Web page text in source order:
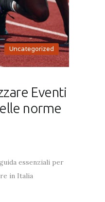
, Uncategorized
Eventi
norme
essenziali per
in Italia